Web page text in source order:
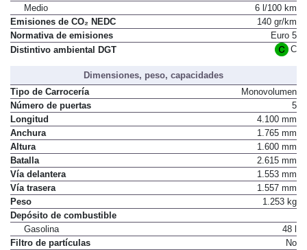
Medio
6 l/100 km
Emisiones de CO₂ NEDC
140 gr/km
Normativa de emisiones
Euro 5
Distintivo ambiental DGT
C
Dimensiones, peso, capacidades
Tipo de Carrocería
Monovolumen
Número de puertas
5
Longitud
4.100 mm
Anchura
1.765 mm
Altura
1.600 mm
Batalla
2.615 mm
Vía delantera
1.553 mm
Vía trasera
1.557 mm
Peso
1.253 kg
Depósito de combustible
Gasolina
48 l
Filtro de partículas
No